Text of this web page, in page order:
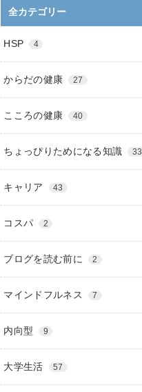
全カテゴリー
HSP 4
からだの健康 27
こころの健康 40
ちょっぴりためになる知識 33
キャリア 43
コスパ 2
ブログを読む前に 2
マインドフルネス 7
内向型 9
大学生活 57